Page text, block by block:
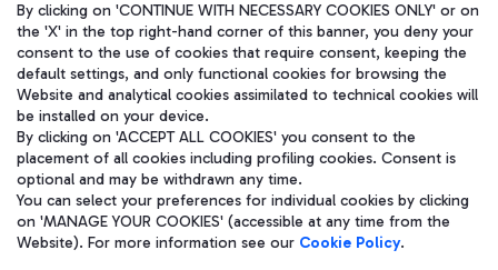
预计时间:
23:35
WY 5763
Operato da:
TK 1361
Istanbul (IST)
T3
Stato volo:计划
Traccia volo
By clicking on 'CONTINUE WITH NECESSARY COOKIES ONLY' or on
the 'X' in the top right-hand corner of this banner, you deny your
consent to the use of cookies that require consent, keeping the
default settings, and only functional cookies for browsing the
Website and analytical cookies assimilated to technical cookies will
be installed on your device.
By clicking on 'ACCEPT ALL COOKIES' you consent to the
placement of all cookies including profiling cookies. Consent is
optional and may be withdrawn any time.
You can select your preferences for individual cookies by clicking
on 'MANAGE YOUR COOKIES' (accessible at any time from the
Website). For more information see our Cookie Policy.